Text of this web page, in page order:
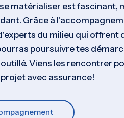
matérialiser est fascinant,
Grâce à
du milieu qui offrent
poursuivre tes
Viens les rencontrer
avec assurance!